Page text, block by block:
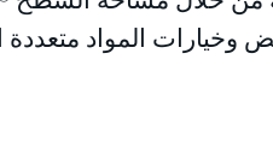
المواد متعددة